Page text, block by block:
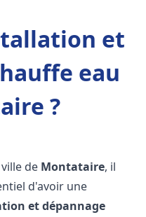
et
eau
?
de Montataire, il
d'avoir une
et dépannage